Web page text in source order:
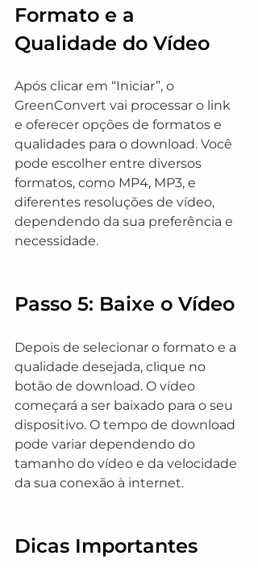
Formato e a
Qualidade do Vídeo
Após clicar em “Iniciar”, o
GreenConvert vai processar o link
e oferecer opções de formatos e
qualidades para o download. Você
pode escolher entre diversos
formatos, como MP4, MP3, e
diferentes resoluções de vídeo,
dependendo da sua preferência e
necessidade.
Passo 5: Baixe o Vídeo
Depois de selecionar o formato e a
qualidade desejada, clique no
botão de download. O vídeo
começará a ser baixado para o seu
dispositivo. O tempo de download
pode variar dependendo do
tamanho do vídeo e da velocidade
da sua conexão à internet.
Dicas Importantes